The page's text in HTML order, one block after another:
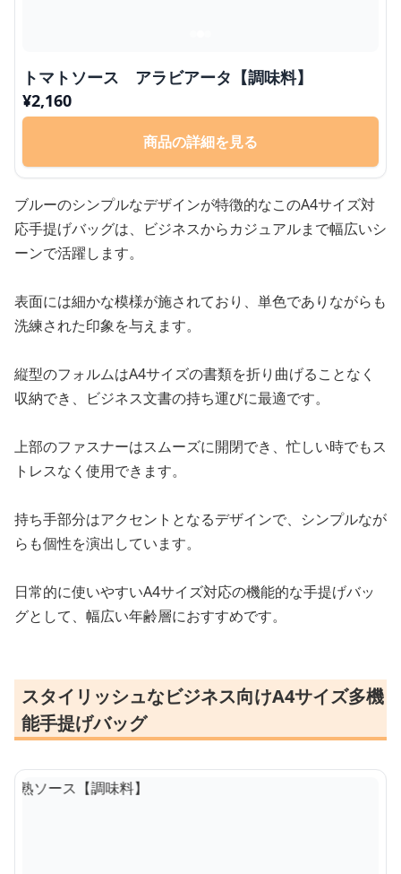
トマトソース アラビアータ【調味料】
¥2,160
商品の詳細を見る
ブルーのシンプルなデザインが特徴的なこのA4サイズ対
応手提げバッグは、ビジネスからカジュアルまで幅広いシ
ーンで活躍します。
表面には細かな模様が施されており、単色でありながらも
洗練された印象を与えます。
縦型のフォルムはA4サイズの書類を折り曲げることなく
収納でき、ビジネス文書の持ち運びに最適です。
上部のファスナーはスムーズに開閉でき、忙しい時でもス
トレスなく使用できます。
持ち手部分はアクセントとなるデザインで、シンプルなが
らも個性を演出しています。
日常的に使いやすいA4サイズ対応の機能的な手提げバッ
グとして、幅広い年齢層におすすめです。
スタイリッシュなビジネス向けA4サイズ多機
能手提げバッグ